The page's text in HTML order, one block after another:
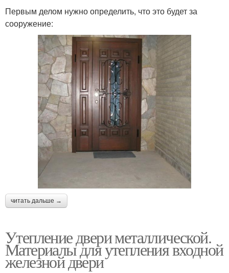
Первым делом нужно определить, что это будет за
сооружение:
читать дальше →
Утепление двери металлической.
Материалы для утепления входной
железной двери